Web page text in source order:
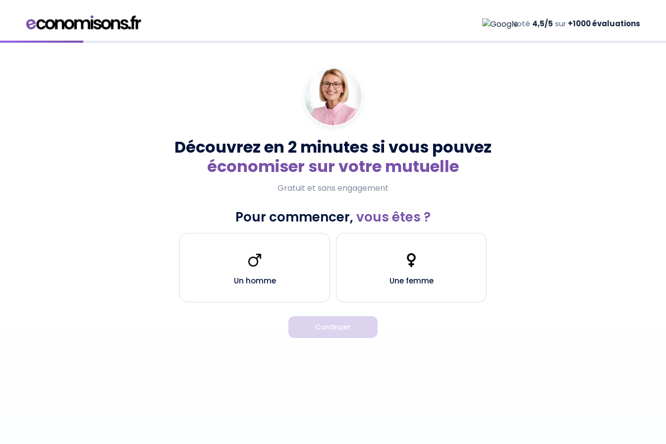
Noté 4,5/5 sur +1000 évaluations
Découvrez en 2 minutes si vous pouvez
économiser sur votre mutuelle
Gratuit et sans engagement
Pour commencer,vous êtes ?
Un homme Une femme
Continuer